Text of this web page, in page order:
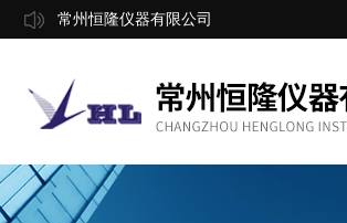
常州恒隆仪器有限公司